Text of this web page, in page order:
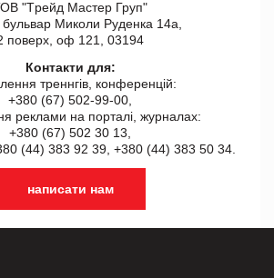
"Tрейд Мастер Груп"
бульвар Миколи Руденка 14а,
поверх, оф 121, 03194
Контакти для:
треннгів, конференцій:
+380 (67) 502-99-00,
реклами на порталі, журналах:
+380 (67) 502 30 13,
(44) 383 92 39, +380 (44) 383 50 34.
написати нам